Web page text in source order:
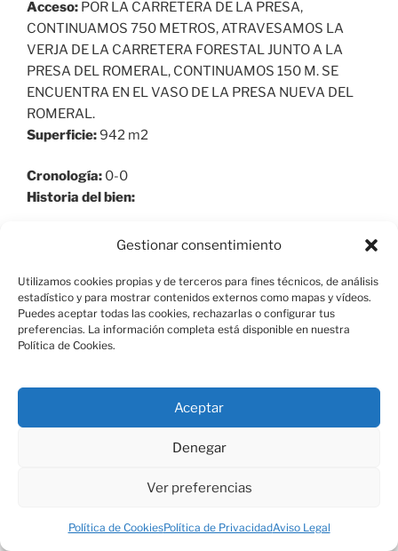
Gestionar consentimiento
Utilizamos cookies propias y de terceros para fines técnicos, de análisis
estadístico y para mostrar contenidos externos como mapas y vídeos.
Puedes aceptar todas las cookies, rechazarlas o configurar tus
preferencias. La información completa está disponible en nuestra
Política de Cookies.
Aceptar
Denegar
Ver preferencias
Política de CookiesPolítica de PrivacidadAviso Legal
Acceso: POR LA CARRETERA DE LA PRESA,
CONTINUAMOS 750 METROS, ATRAVESAMOS LA
VERJA DE LA CARRETERA FORESTAL JUNTO A LA
PRESA DEL ROMERAL, CONTINUAMOS 150 M. SE
ENCUENTRA EN EL VASO DE LA PRESA NUEVA DEL
ROMERAL.
Superficie:942 m2
Cronología: 0-0
Historia del bien:
Descripción general:CARLOS III AUTORIZÓ EDIFICAR
LA POBLACIÓN, RESULTANDO INSUFIEIENTE LA
DOTACIÓN DE AGUA A TRAVÉS DEL ANTIGUO
SISTEMA DE ABASTECIMIENTO DEL CANAL DE EL
ESCORIAL. PARA RESOLVER EL PROBLEMA DE
CONSTRUYEN ENTRE 1770 Y 1780 DOS PRESAS: LA
PRESA VIEJA DEL ROMERAL (O PRESA DE SAN
LORENZO) Y LA PRESA DEL INFANTE. SE DESCONOCE
EL AUTOR DEL PROYECTO DE AMBAS PRESAS PERO
JUAN DE VILLANUEVA. INFRAESTRUCTURA DEL
ADJUNTA).